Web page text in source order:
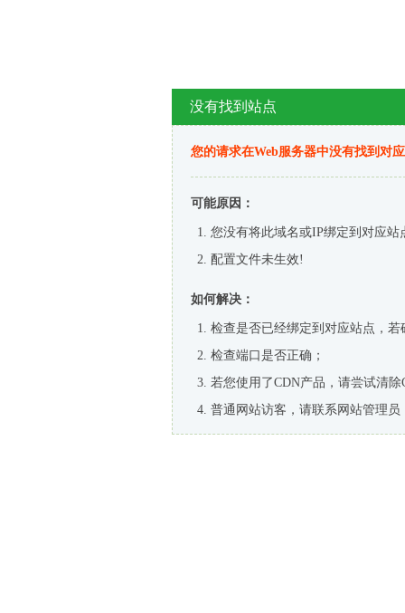
没有找到站点
您的请求在Web服务器中没有找到对
可能原因：
您没有将此域名或IP绑定到对应站
配置文件未生效!
如何解决：
检查是否已经绑定到对应站点，
检查端口是否正确；
若您使用了CDN产品，请尝试清除
普通网站访客，请联系网站管理员